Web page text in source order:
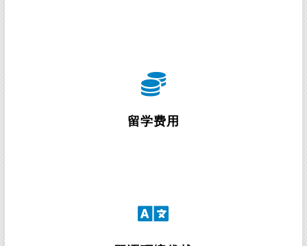
留学费用
与英美国家相比，新加坡幼儿教育在同样提供高质量
府幼儿园，费用会更低，普通工薪家庭也可承担
新加坡独有的双语环境也是其一大优势，孩子在获得
英语教育的同时中文水平也可以得以发展，对未来大